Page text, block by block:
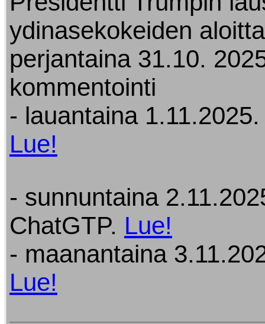
ydinasekokeiden
perjantaina 31.10.
kommentointi
- lauantaina
Lue!
- sunnuntaina
ChatGTP. Lue!
- maanantaina
Lue!